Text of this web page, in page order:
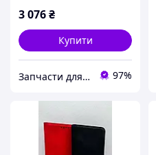
3 076₴
Купити
Запчасти для мобильных телефонов 97%